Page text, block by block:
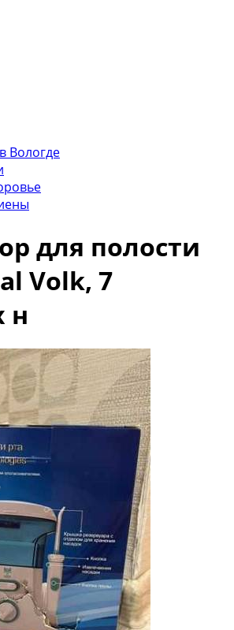
Вологде
для полости
Volk, 7
н